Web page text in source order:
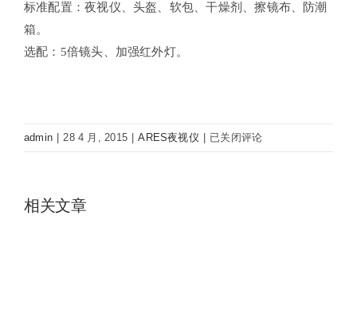
标准配置：夜视仪、头盔、软包、干燥剂、擦镜布、防潮
箱。
选配：5倍镜头、加强红外灯。
admin 28 4 月, 2015 ARES夜视仪
ARES
已关闭评论
相关文章